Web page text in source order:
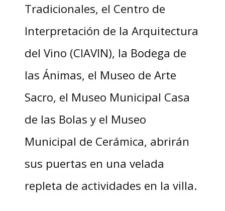
Tradicionales, el Centro de
Interpretación de la Arquitectura
del Vino (CIAVIN), la Bodega de
las Ánimas, el Museo de Arte
Sacro, el Museo Municipal Casa
de las Bolas y el Museo
Municipal de Cerámica, abrirán
sus puertas en una velada
repleta de actividades en la villa.